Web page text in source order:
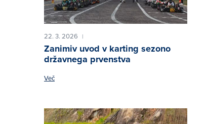
22. 3. 2026 |
Zanimiv uvod v karting sezono
državnega prvenstva
Več